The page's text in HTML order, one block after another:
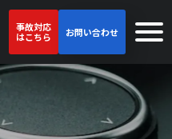
事故対応
はこちら
お問い合わせ